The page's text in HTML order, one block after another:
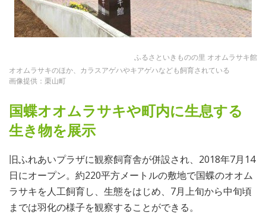
ふるさといきものの里 オオムラサキ館
オオムラサキのほか、カラスアゲハやキアゲハなども飼育されている
画像提供：栗山町
国蝶オオムラサキや町内に生息する
生き物を展示
旧ふれあいプラザに観察飼育舎が併設され、2018年7月14
日にオープン。約220平方メートルの敷地で国蝶のオオム
ラサキを人工飼育し、生態をはじめ、7月上旬から中旬頃
までは羽化の様子を観察することができる。